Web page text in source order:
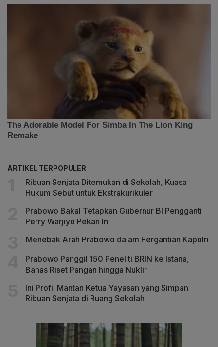
ARTIKEL TERPOPULER
Ribuan Senjata Ditemukan di Sekolah, Kuasa
Hukum Sebut untuk Ekstrakurikuler
Prabowo Bakal Tetapkan Gubernur BI Pengganti
Perry Warjiyo Pekan Ini
Menebak Arah Prabowo dalam Pergantian Kapolri
Prabowo Panggil 150 Peneliti BRIN ke Istana,
Bahas Riset Pangan hingga Nuklir
Ini Profil Mantan Ketua Yayasan yang Simpan
Ribuan Senjata di Ruang Sekolah